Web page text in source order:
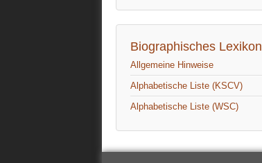
Biographisches Lexikon
Allgemeine Hinweise
Alphabetische Liste (KSCV)
Alphabetische Liste (WSC)